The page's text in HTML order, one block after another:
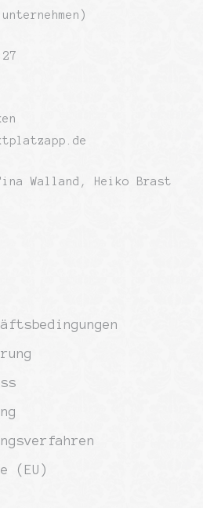
Walland, Heiko Brast
(EU)